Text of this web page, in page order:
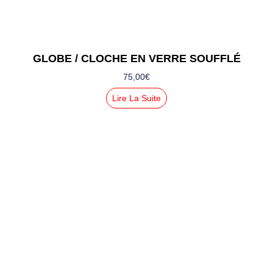
GLOBE / CLOCHE EN VERRE SOUFFLÉ
75,00€
Lire La Suite